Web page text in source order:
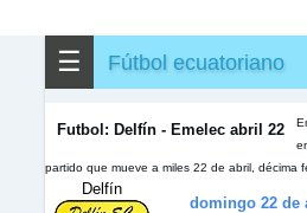
☰ Fútbol ecuatoriano
Futbol: Delfín - Emelec abril 22
partido que mueve a miles 22 de abril, décima
Delfín
domingo 22 de